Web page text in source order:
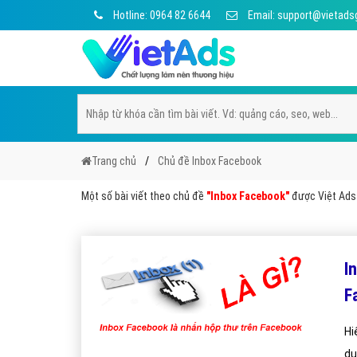
Hotline: 0964 82 6644 Email:
Trang chủ Chủ đề Inbox Facebook
Một số bài viết theo chủ đề "Inbox Facebook"được Việt